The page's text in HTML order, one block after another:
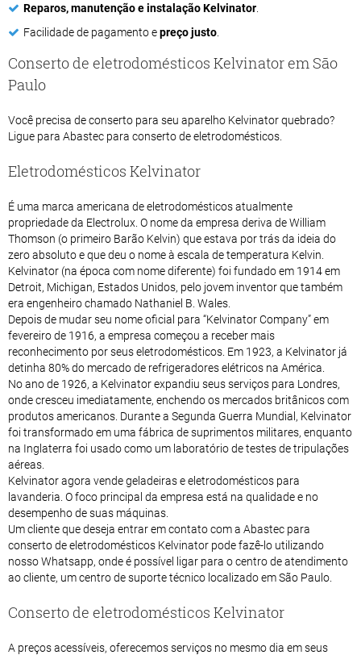
Reparos, manutenção e instalação Kelvinator
Facilidade de pagamento epreço justo
Conserto de eletrodomésticos Kelvinator em São
Paulo
Você precisa de conserto para seu aparelho Kelvinator quebrado?
Ligue para Abastec para conserto de eletrodomésticos.
Eletrodomésticos Kelvinator
É uma marca americana de eletrodomésticos atualmente
propriedade da Electrolux. O nome da empresa deriva de William
Thomson (o primeiro Barão Kelvin) que estava por trás da ideia do
zero absoluto e que deu o nome à escala de temperatura Kelvin.
Kelvinator (na época com nome diferente) foi fundado em 1914 em
Detroit, Michigan, Estados Unidos, pelo jovem inventor que também
era engenheiro chamado Nathaniel B. Wales.
Depois de mudar seu nome oficial para “Kelvinator Company” em
fevereiro de 1916, a empresa começou a receber mais
reconhecimento por seus eletrodomésticos. Em 1923, a Kelvinator já
detinha 80% do mercado de refrigeradores elétricos na América.
No ano de 1926, a Kelvinator expandiu seus serviços para Londres,
onde cresceu imediatamente, enchendo os mercados britânicos com
produtos americanos. Durante a Segunda Guerra Mundial, Kelvinator
foi transformado em uma fábrica de suprimentos militares, enquanto
na Inglaterra foi usado como um laboratório de testes de tripulações
aéreas.
Kelvinator agora vende geladeiras e eletrodomésticos para
lavanderia. O foco principal da empresa está na qualidade e no
desempenho de suas máquinas.
Um cliente que deseja entrar em contato com a Abastec para
conserto de eletrodomésticos Kelvinator pode fazê-lo utilizando
nosso Whatsapp, onde é possível ligar para o centro de atendimento
ao cliente, um centro de suporte técnico localizado em São Paulo.
Conserto de eletrodomésticos Kelvinator
A preços acessíveis, oferecemos serviços no mesmo dia em seus